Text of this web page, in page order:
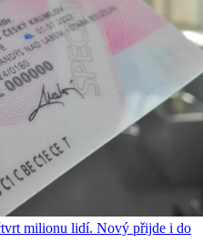
milionu lidí. Nový přijde i do